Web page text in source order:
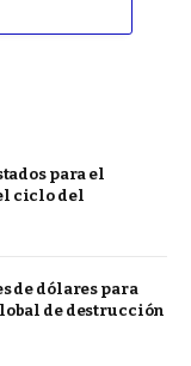
para el
ciclo del
de dólares para
de destrucción